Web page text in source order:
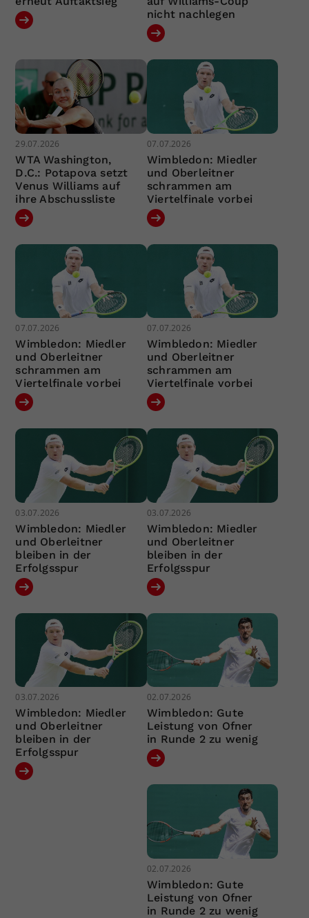
nicht nachlegen
29.07.2026
WTA Washington,
D.C.: Potapova setzt
Venus Williams auf
ihre Abschussliste
07.07.2026
Wimbledon: Miedler
und Oberleitner
schrammen am
Viertelfinale vorbei
07.07.2026
Wimbledon: Miedler
und Oberleitner
schrammen am
Viertelfinale vorbei
07.07.2026
Wimbledon: Miedler
und Oberleitner
schrammen am
Viertelfinale vorbei
03.07.2026
Wimbledon: Miedler
und Oberleitner
bleiben in der
Erfolgsspur
03.07.2026
Wimbledon: Miedler
und Oberleitner
bleiben in der
Erfolgsspur
03.07.2026
Wimbledon: Miedler
und Oberleitner
bleiben in der
Erfolgsspur
02.07.2026
Wimbledon: Gute
Leistung von Ofner
in Runde 2 zu wenig
02.07.2026
Wimbledon: Gute
Leistung von Ofner
in Runde 2 zu wenig